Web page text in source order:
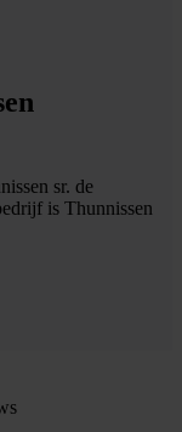
sr. de
is Thunnissen